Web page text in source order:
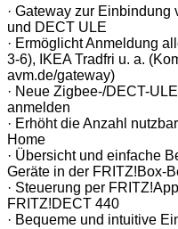
· Gateway zur
und DECT ULE
· Ermöglicht Anmeldung
3-6), IKEA Tradfri u. a.
avm.de/gateway)
· Neue Zigbee-/DECT-
anmelden
· Erhöht die Anzahl
Home
· Übersicht und einfache
Geräte in der FRITZ!Box-
· Steuerung per
FRITZ!DECT 440
· Bequeme und intuitive